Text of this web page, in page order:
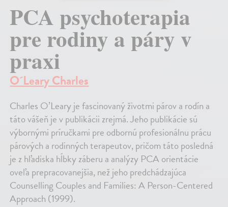
PCA psychoterapia
pre rodiny a páry v
praxi
O´Leary Charles
Charles O’Leary je fascinovaný životmi párov a rodín a
táto vášeň je v publikácii zrejmá. Jeho publikácie sú
výbornými príručkami pre odbornú profesionálnu prácu
párových a rodinných terapeutov, pričom táto posledná
je z hľadiska hĺbky záberu a analýzy PCA orientácie
oveľa prepracovanejšia, než jeho predchádzajúca
Counselling Couples and Families: A Person-Centered
Approach (1999).